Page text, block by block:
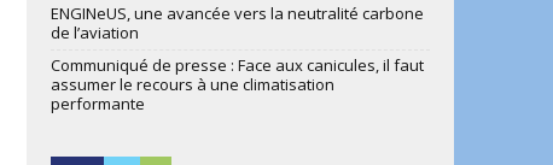
ENGINeUS, une avancée vers la neutralité carbone
de l’aviation
Communiqué de presse : Face aux canicules, il faut
assumer le recours à une climatisation
performante